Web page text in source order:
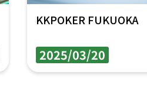
KKPOKER FUKUOKA
2025/03/20